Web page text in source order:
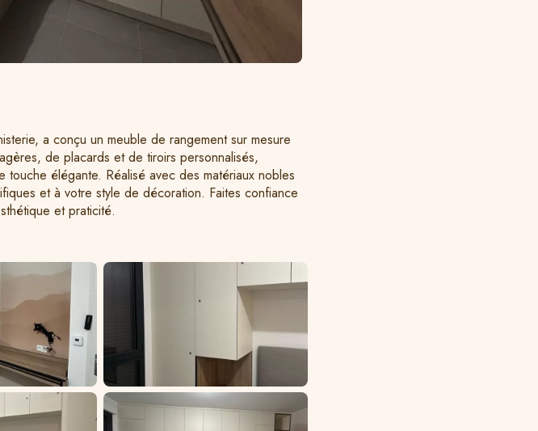
a conçu un meuble de rangement sur mesure
de placards et de tiroirs personnalisés,
élégante. Réalisé avec des matériaux nobles
et à votre style de décoration. Faites confiance
et praticité.